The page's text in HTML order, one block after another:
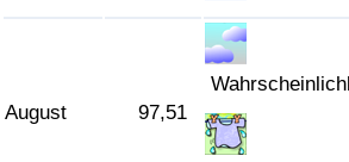
August 97,51